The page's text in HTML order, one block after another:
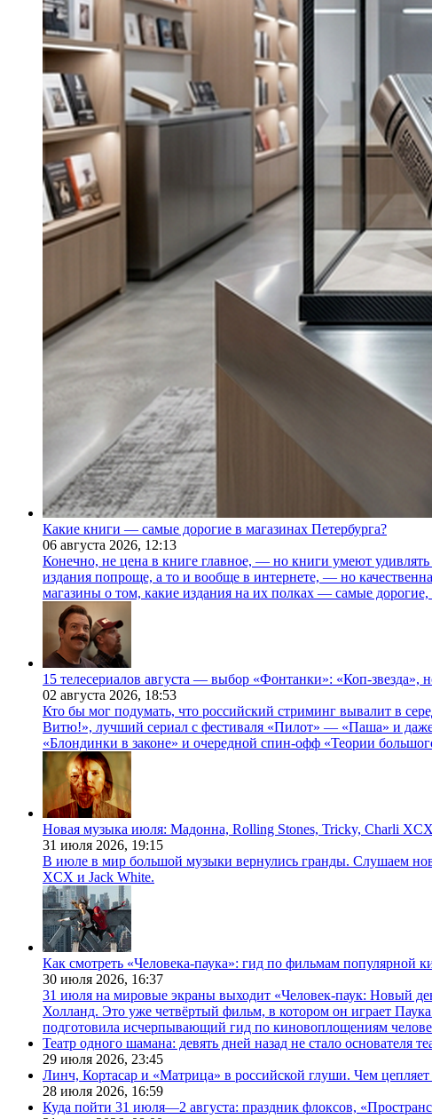
Какие книги — самые дорогие в магазинах Петербурга?
06 августа 2026, 12:13
Конечно, не цена в книге главное, — но книги умеют
издания попроще, а то и вообще в интернете, — но
магазины о том, какие издания на их полках — самые
15 телесериалов августа — выбор «Фонтанки»: «Коп-
02 августа 2026, 18:53
Кто бы мог подумать, что российский стриминг вывалит в
Витю!», лучший сериал с фестиваля «Пилот» — «Паша» и
«Блондинки в законе» и очередной спин-офф «Теории
Новая музыка июля: Мадонна, Rolling Stones, Tricky, Charli
31 июля 2026, 19:15
В июле в мир большой музыки вернулись гранды. Слушаем
XCX и Jack White.
Как смотреть «Человека-паука»: гид по фильмам популярной
30 июля 2026, 16:37
31 июля на мировые экраны выходит «Человек-паук: Новый
Холланд. Это уже четвёртый фильм, в котором он играет
подготовила исчерпывающий гид по киновоплощениям
Театр одного шамана: девять дней назад не стало основателя
29 июля 2026, 23:45
Линч, Кортасар и «Матрица» в российской глуши. Чем
28 июля 2026, 16:59
Куда пойти 31 июля—2 августа: праздник флоксов,